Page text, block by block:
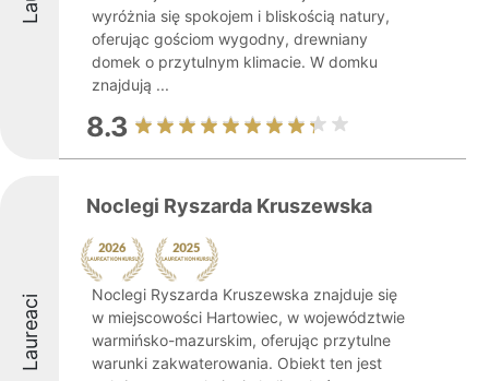
wyróżnia się spokojem i bliskością natury,
oferując gościom wygodny, drewniany
domek o przytulnym klimacie. W domku
znajdują ...
8.3
Laureaci
Noclegi Ryszarda Kruszewska
Noclegi Ryszarda Kruszewska znajduje się
w miejscowości Hartowiec, w województwie
warmińsko-mazurskim, oferując przytulne
warunki zakwaterowania. Obiekt ten jest